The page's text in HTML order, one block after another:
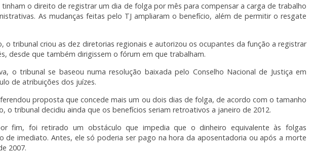
tinham o direito de registrar um dia de folga por mês para compensar a carga de trabalho
As mudanças feitas pelo TJ ampliaram o benefício, além de permitir o resgate
o tribunal criou as dez diretorias regionais e autorizou os ocupantes da função a registrar
desde que também dirigissem o fórum em que trabalham.
o tribunal se baseou numa resolução baixada pelo Conselho Nacional de Justiça em
de atribuições dos juízes.
proposta que concede mais um ou dois dias de folga, de acordo com o tamanho
o tribunal decidiu ainda que os benefícios seriam retroativos a janeiro de 2012.
fim, foi retirado um obstáculo que impedia que o dinheiro equivalente às folgas
de imediato. Antes, ele só poderia ser pago na hora da aposentadoria ou após a morte
2007.